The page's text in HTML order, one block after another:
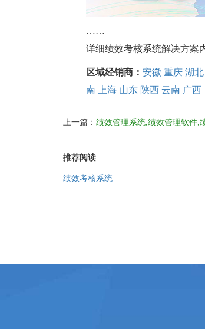
……
详细绩效考核系统解决方案
区域经销商： 安徽 重庆 湖北
南
上海 山东 陕西 云南 广西
上一篇： 绩效管理系统,绩效管理软件,
推荐阅读
绩效考核系统